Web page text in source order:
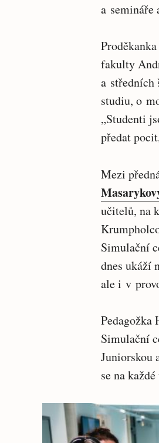
a semináře
fakulty
a
studiu, o
„Studenti
předat
Mezi
učitelů, na
Simulační
dnes ukáží
ale i v
Pedagožka
Simulační
Juniorskou
se na